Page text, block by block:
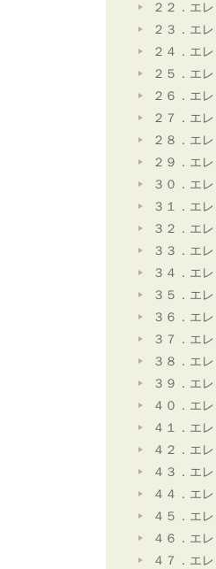
２２．エ
２３．エ
２４．エ
２５．エ
２６．エ
２７．エ
２８．エ
２９．エ
３０．エ
３１．エ
３２．エ
３３．エ
３４．エ
３５．エ
３６．エ
３７．エ
３８．エ
３９．エ
４０．エ
４１．エ
４２．エ
４３．エ
４４．エ
４５．エ
４６．エ
４７．エ